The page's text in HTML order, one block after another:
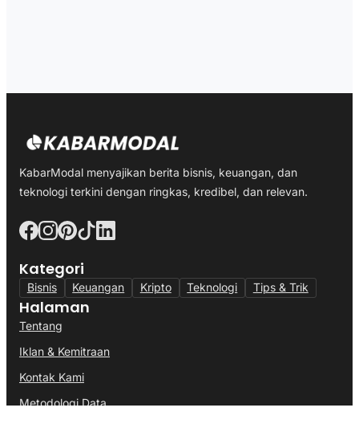
KabarModal menyajikan berita bisnis, keuangan, dan
teknologi terkini dengan ringkas, kredibel, dan relevan.
Kategori
Bisnis Keuangan Kripto Teknologi Tips & Trik
Halaman
Tentang
Iklan & Kemitraan
Kontak Kami
Metodologi Data